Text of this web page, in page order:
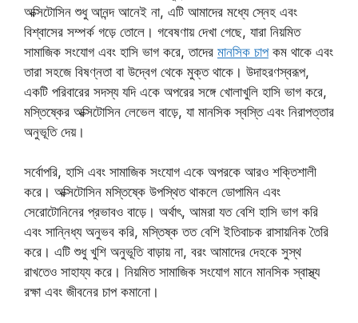
অক্সিটোসিন শুধু আনন্দ আনেই না, এটি আমাদের মধ্যে স্নেহ এবং
বিশ্বাসের সম্পর্ক গড়ে তোলে। গবেষণায় দেখা গেছে, যারা নিয়মিত
সামাজিক সংযোগ এবং হাসি ভাগ করে, তাদের মানসিক চাপকম থাকে এবং
তারা সহজে বিষণ্নতা বা উদ্বেগ থেকে মুক্ত থাকে। উদাহরণস্বরূপ,
একটি পরিবারের সদস্য যদি একে অপরের সঙ্গে খোলাখুলি হাসি ভাগ করে,
মস্তিষ্কের অক্সিটোসিন লেভেল বাড়ে, যা মানসিক স্বস্তি এবং নিরাপত্তার
অনুভূতি দেয়।
সর্বোপরি, হাসি এবং সামাজিক সংযোগ একে অপরকে আরও শক্তিশালী
করে। অক্সিটোসিন মস্তিষ্কে উপস্থিত থাকলে ডোপামিন এবং
সেরোটোনিনের প্রভাবও বাড়ে। অর্থাৎ, আমরা যত বেশি হাসি ভাগ করি
এবং সান্নিধ্য অনুভব করি, মস্তিষ্ক তত বেশি ইতিবাচক রাসায়নিক তৈরি
করে। এটি শুধু খুশি অনুভূতি বাড়ায় না, বরং আমাদের দেহকে সুস্থ
রাখতেও সাহায্য করে। নিয়মিত সামাজিক সংযোগ মানে মানসিক স্বাস্থ্য
রক্ষা এবং জীবনের চাপ কমানো।